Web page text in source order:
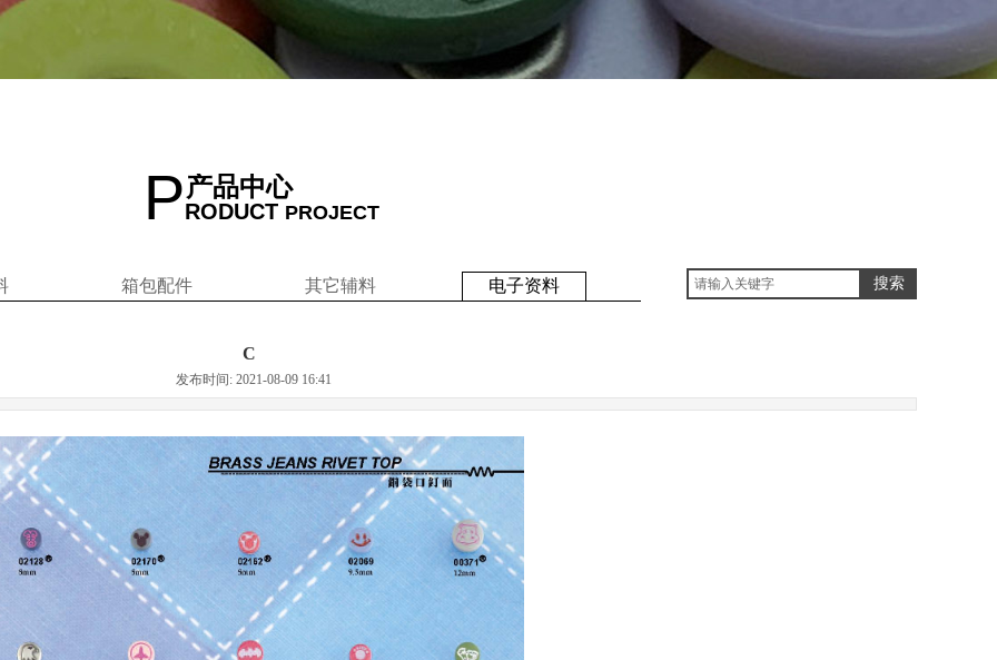
PRODUCT PROJECT
产品中心
搜索
箱包配件 其它辅料 电子资料
C
发布时间: 2021-08-09 16:41